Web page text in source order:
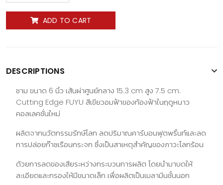
ADD TO CART
DESCRIPTIONS
ชาม ขนาด 6 นิ้ว เส้นผ่าศูนย์กลาง 15.3 cm สูง 7.5 cm.
Cutting Edge FUYU สีเขียวอมฟ้าของท้องฟ้าในฤดูหนาว
คอลเลคชั่นใหม่
ผลิตจากนวัตกรรมรักษ์โลก ลดปริมาณคาร์บอนฟุตพริ้นท์และลด
การปล่อยก๊าซเรือนกระจก ซึ่งเป็นสาเหตุสำคัญของภาวะโลกร้อน
ด้วยการลดของเสียระหว่างกระบวนการผลิต โดยนำมาบดให้
ละเอียดและกรองให้มีขนาดเล็ก เพื่อผลิตเป็นเมลามีนชั้นนอก